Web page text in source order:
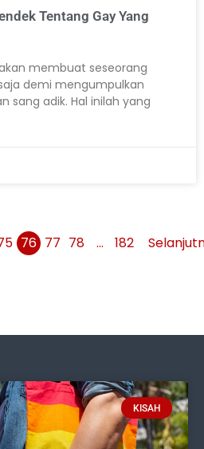
Tentang Gay Yang
membuat seseorang
demi mengumpulkan
sang adik. Hal inilah yang
76 77 78 … 182
KISAH